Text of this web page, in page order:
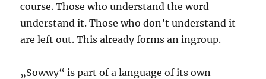
course. Those who understand the word
understand it. Those who don’t understand it
are left out. This already forms an ingroup.
„Sowwy“ is part of a language of its own